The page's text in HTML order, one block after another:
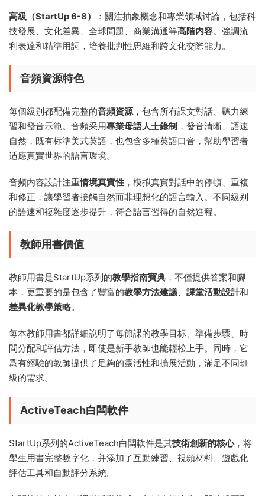
高級（StartUp 6-8）
：關注抽象概念和專業領域讨論，包括科
技發展、文化差異、全球問題、商業溝通等高階内容。強調流
利表達和精準用詞，培養批判性思維和跨文化交際能力。
音頻資源特色
每個級别都配備完整的音頻資源，包含所有課文對話、聽力練
習和發音示範。音頻采用專業母語人士錄制 ，發音清晰、語速
自然，既有标準美式英語，也包含多種英語口音，幫助學習者
适應真實世界的語言環境。
音頻内容設計注重情境真實性 ，模拟真實對話中的停頓、重複
和修正，讓學習者接觸自然而非理想化的語言輸入。不同級别
的語速和複雜度逐步提升，符合語言習得的自然進程。
教師用書價值
教師用書是StartUp系列的教學指南寶典 ，不僅提供答案和腳
本，更重要的是包含了豐富的教學方法建議、 課堂活動設計和
差異化教學策略。
每本教師用書都詳細說明了每節課的教學目标、準備步驟、時
間分配和評估方法，即使是新手教師也能輕松上手。同時，它
爲有經驗的教師提供了足夠的靈活性和擴展活動，滿足不同班
級的需求。
ActiveTeach白闆軟件
StartUp系列的ActiveTeach白闆軟件是其技術創新的核心，将
學生用書完整數字化，并添加了互動練習、視頻材料、遊戲化
評估工具和自動評分系統。